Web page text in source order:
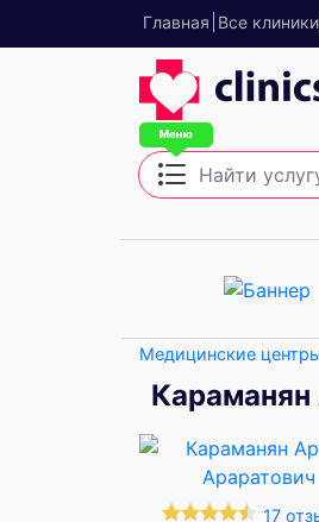
Главная Все клиники
Медицинские
Караманян
17